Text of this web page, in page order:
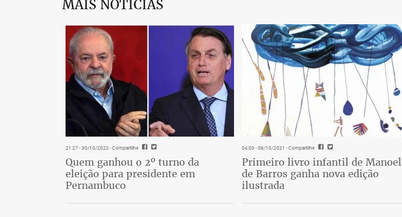
Latina. Trata-se do NBA Park, um parque temático localizado em Gramado (RS)
com 15 atrações que remetem, obviamente, à liga do basquete profissional dos
Estados Unidos. O projeto, o primeiro desse tipo da NBA no mundo, será uma
espécie de laboratório – se vingar, deverá chegar a outros países. Com 45 milhões
de fãs declarados, o Brasil é o terceiro mercado da NBA fora dos Estados Unidos.
MAIS NOTÍCIAS
21:27 - 30/10/2022- Compartilhe
Quem ganhou o 2º turno da
eleição para presidente em
Pernambuco
04:00 - 08/10/2021 - Compartilhe
Primeiro livro infantil de Manoel
de Barros ganha nova edição
ilustrada